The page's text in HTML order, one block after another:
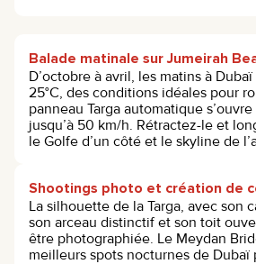
Balade matinale sur Jumeirah
D’octobre à avril, les matins à
25°C, des conditions idéales pour
panneau Targa automatique
jusqu’à 50 km/h. Rétractez-le et
le Golfe d’un côté et le skyline de
Shootings photo et création de
La silhouette de la Targa, avec son
son arceau distinctif et son toit
être photographiée. Le Meydan
meilleurs spots nocturnes de Dubaï